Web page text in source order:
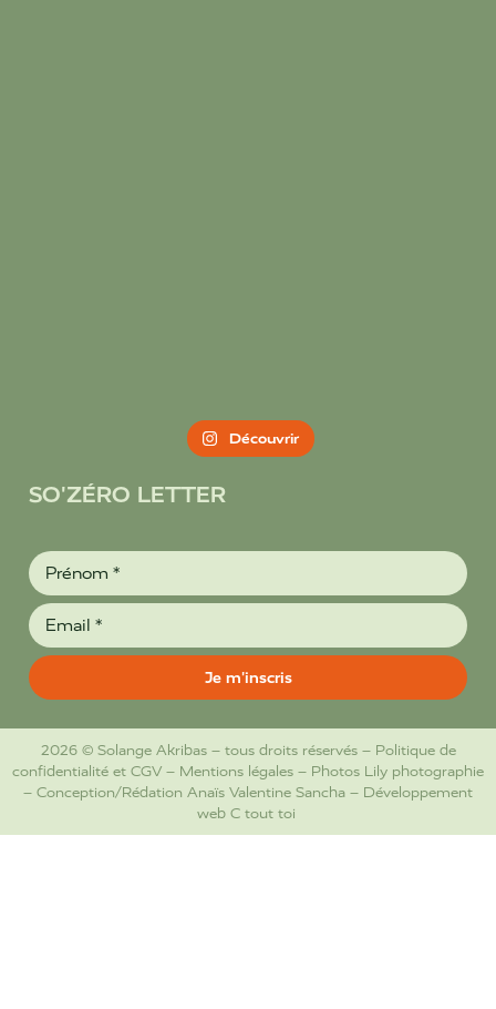
Découvrir
SO'ZÉRO LETTER
2026 © Solange Akribas – tous droits réservés – Politique de
confidentialité et CGV – Mentions légales – Photos Lily photographie
– Conception/Rédation Anaïs Valentine Sancha – Développement
web C tout toi